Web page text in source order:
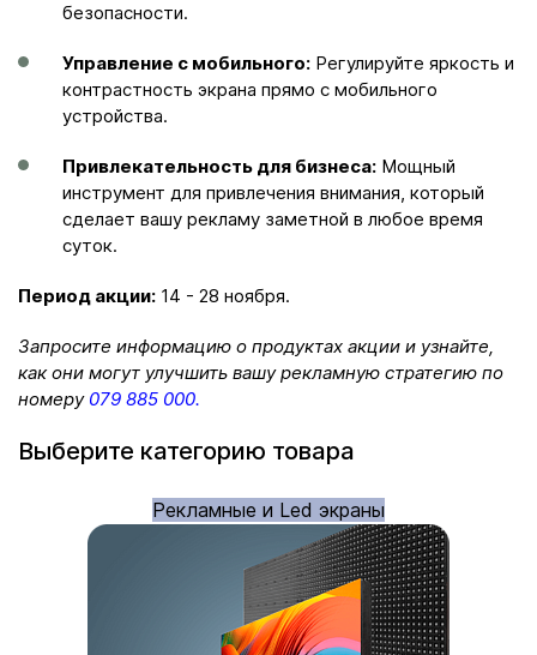
безопасности.
Управление с мобильного: Регулируйте яркость и
контрастность экрана прямо с мобильного
устройства.
Привлекательность для бизнеса: Мощный
инструмент для привлечения внимания, который
сделает вашу рекламу заметной в любое время
суток.
Период акции: 14 - 28 ноября.
Запросите информацию о продуктах акции и узнайте,
как они могут улучшить вашу рекламную стратегию по
номеру 079 885 000.
Выберите категорию товара
Рекламные и Led экраны